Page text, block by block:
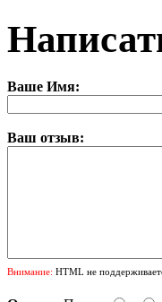
Ваше Имя:
Ваш отзыв:
Внимание: HTML не